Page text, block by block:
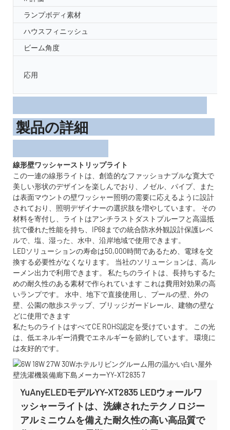
ランプボディ素材
ハウスフィニッシュ
ビーム角度
応用
製品の詳細
線形壁ワッシャーストリップライト
この一連の線形ライトは、創造的なファッショナブルな寛大で
美しい形状のデザインを楽しんでおり、ノゼル、パイプ、また
は表面マウントの壁ワッシャー照明の需要に応えるように設計
されており、照明デザイナーの選択肢を増やしています。 その
材料を寄付し、ライトはアンチラストダストプルーフと高温抵
抗で優れた性能を持ち、IP68までの統合防水外観設計保護レベ
ルで、塩、湿った、水中、沿岸地域で使用できます。
LEDソリューションの寿命は50,000時間であるため、電球を交
換する必要性がなくなります。 当社のソリューションは、高ル
ーメン出力で利用できます。 私たちのライトは、長持ちするた
めの耐久性のある素材で作られています これは費用対効果の高
いランプです。 水中、地下で直接使用し、プールの壁、外の
壁、公園の散歩ステップ、ブリッジガードレール、建物の壁な
どに使用できます
私たちのライトはすべてCE ROHS認定を受けています。 この光
は、低エネルギー消費でエネルギーを節約しています。 環境に
は友好的です。
YuAnyELEDモデルYY-XT2835 LEDウォールワ
ッシャーライトは、洗練されたテクノロジー
アルミニウムを備えた耐久性の高い高品質で